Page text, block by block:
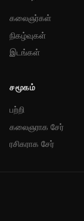
கலைஞர்கள்
நிகழ்வுகள்
இடங்கள்
சமூகம்
பற்றி
கலைஞராக சேர்
ரசிகராக சேர்